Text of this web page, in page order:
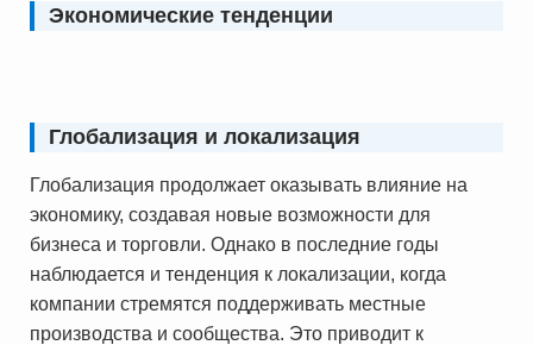
Экономические тенденции
Глобализация и локализация
Глобализация продолжает оказывать влияние на
экономику, создавая новые возможности для
бизнеса и торговли. Однако в последние годы
наблюдается и тенденция к локализации, когда
компании стремятся поддерживать местные
производства и сообщества. Это приводит к